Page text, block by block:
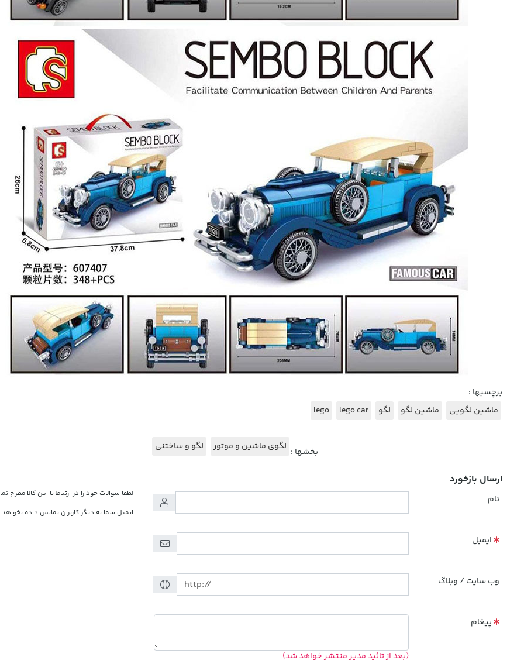
برچسبها :
ماشین لگویی
ماشین لگو لگو lego car
lego
بخشها : لگوی ماشین و موتور لگو و ساختنی
ارسال بازخورد
نام
ایمیل
وب سایت / وبلاگ
پیغام
(بعد از تائید مدیر منتشر خواهد شد)
لطفا سوالات خود را در ارتباط با این کالا مطرح
ایمیل شما به دیگر کاربران نمایش داده